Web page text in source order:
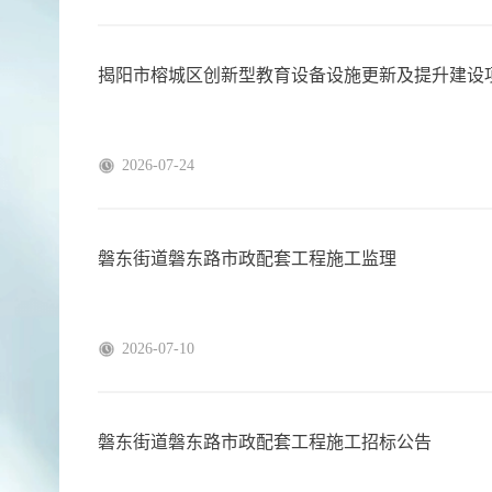
揭阳市榕城区创新型教育设备设施更新及提升建设
2026-07-24
磐东街道磐东路市政配套工程施工监理
2026-07-10
磐东街道磐东路市政配套工程施工招标公告